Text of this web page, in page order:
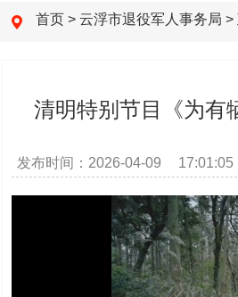
首页 > 云浮市退役军人事务局 >
清明特别节目《为有
发布时间：2026-04-09